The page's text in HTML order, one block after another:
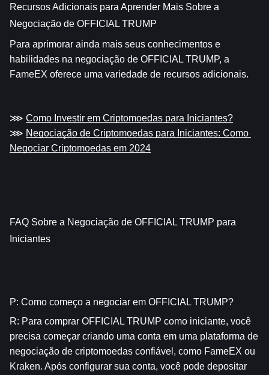
Recursos Adicionais para Aprender Mais Sobre a
Negociação de OFFICIAL TRUMP
Para aprimorar ainda mais seus conhecimentos e
habilidades na negociação de OFFICIAL TRUMP, a
FameEX oferece uma variedade de recursos adicionais.
⋙ Como Investir em Criptomoedas para Iniciantes?
⋙ Negociação de Criptomoedas para Iniciantes: Como
Negociar Criptomoedas em 2024
FAQ Sobre a Negociação de OFFICIAL TRUMP para
Iniciantes
P: Como começo a negociar em OFFICIAL TRUMP?
R: Para comprar OFFICIAL TRUMP como iniciante, você
precisa começar criando uma conta em uma plataforma de
negociação de criptomoedas confiável, como FameEX ou
Kraken. Após configurar sua conta, você pode depositar